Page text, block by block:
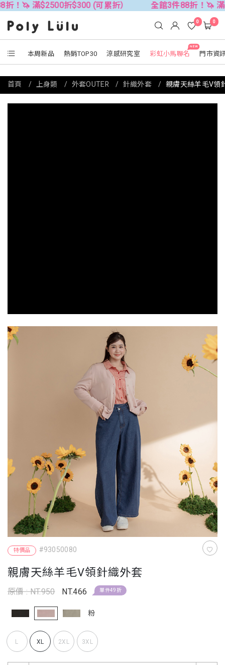
折$300 (可累折） 全館3件88折！🦄 滿$2500折
本周新品 熱銷TOP30 涼感研究室
NEW
彩虹小馬聯名 門市資
0 0
特價品 #93050080
親膚天絲羊毛V領針織外套
原價 : NT.950 NT.466 單件49折
粉
L XL 2XL 3XL
首頁 上身類 外套OUTER 針織外套 親膚天絲羊毛V領